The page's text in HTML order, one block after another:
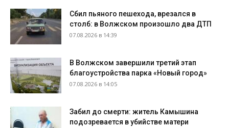
Сбил пьяного пешехода, врезался в
столб: в Волжском произошло два ДТП
07.08.2026 в 14:39
В Волжском завершили третий этап
благоустройства парка «Новый город»
07.08.2026 в 14:05
Забил до смерти: житель Камышина
подозревается в убийстве матери